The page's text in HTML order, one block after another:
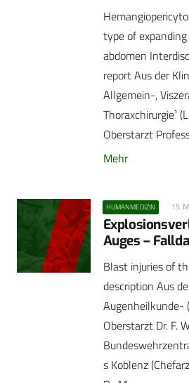
type of
abdomen
report Aus der
Allgemein-,
Thoraxchirurgie¹
Oberstarzt
Mehr
HUMANMEDIZIN 15.
Auges –
Blast injuries of
description Aus
Augenheilkunde-
Oberstarzt Dr. F.
s Koblenz